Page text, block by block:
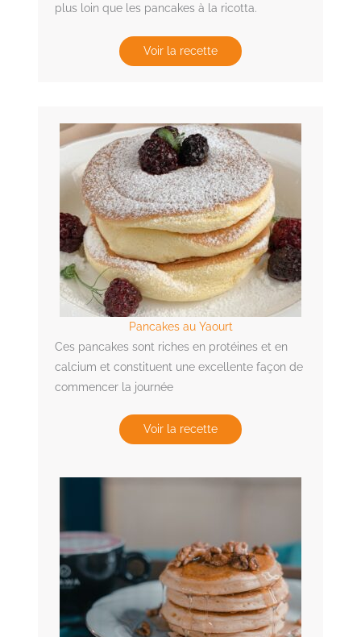
plus loin que les pancakes à la ricotta.
Voir la recette
Pancakes au Yaourt
Ces pancakes sont riches en protéines et en
calcium et constituent une excellente façon de
commencer la journée
Voir la recette